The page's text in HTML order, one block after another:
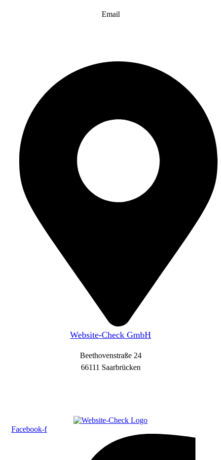
Email
Website-Check GmbH
Beethovenstraße 24
66111 Saarbrücken
Facebook-f